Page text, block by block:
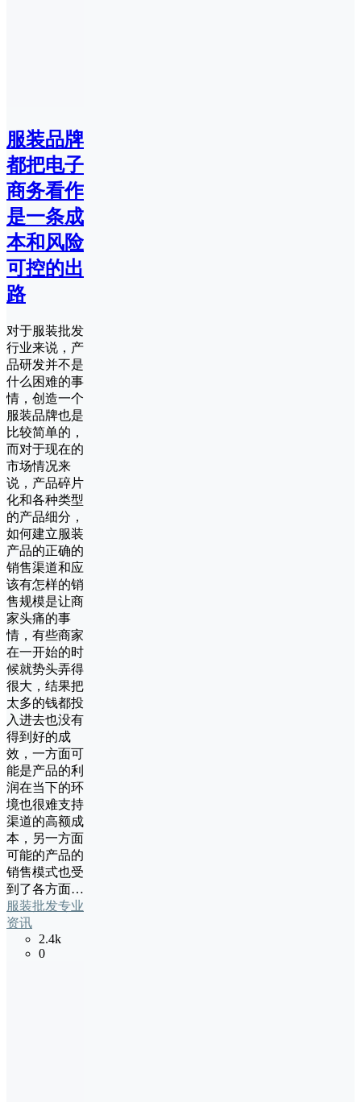
服装品牌
都把电子
商务看作
是一条成
本和风险
可控的出
路
对于服装批发
行业来说，产
品研发并不是
什么困难的事
情，创造一个
服装品牌也是
比较简单的，
而对于现在的
市场情况来
说，产品碎片
化和各种类型
的产品细分，
如何建立服装
产品的正确的
销售渠道和应
该有怎样的销
售规模是让商
家头痛的事
情，有些商家
在一开始的时
候就势头弄得
很大，结果把
太多的钱都投
入进去也没有
得到好的成
效，一方面可
能是产品的利
润在当下的环
境也很难支持
渠道的高额成
本，另一方面
可能的产品的
销售模式也受
到了各方面…
服装批发专业
资讯
2.4k
0